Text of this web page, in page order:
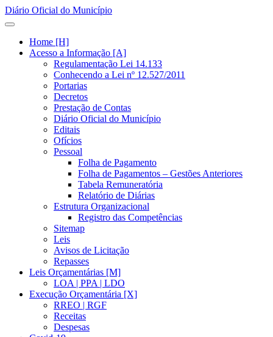
Diário Oficial do Município
Home [H]
Acesso a Informação [A]
Regulamentação Lei 14.133
Conhecendo a Lei nº 12.527/2011
Portarias
Decretos
Prestação de Contas
Diário Oficial do Município
Editais
Ofícios
Pessoal
Folha de Pagamento
Folha de Pagamentos – Gestões Anteriores
Tabela Remuneratória
Relatório de Diárias
Estrutura Organizacional
Registro das Competências
Sitemap
Leis
Avisos de Licitação
Repasses
Leis Orçamentárias [M]
LOA | PPA | LDO
Execução Orçamentária [X]
RREO | RGF
Receitas
Despesas